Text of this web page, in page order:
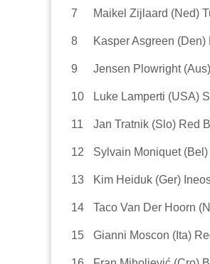
7 Maikel Zijlaard (Ned)
8 Kasper Asgreen
9 Jensen Plowright
10 Luke Lamperti (USA)
11 Jan Tratnik (Slo) Red
12 Sylvain Moniquet
13 Kim Heiduk (Ger)
14 Taco Van Der Hoorn
15 Gianni Moscon (Ita)